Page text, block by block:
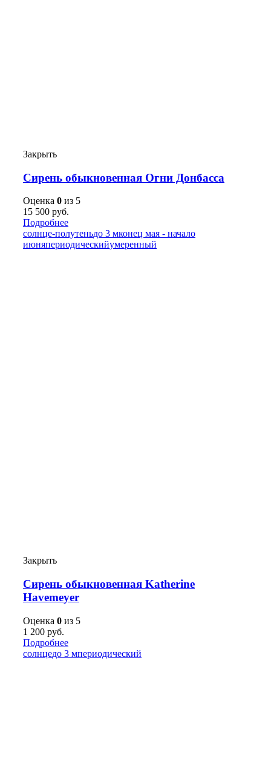
Закрыть
Сирень обыкновенная Огни Донбасса
Оценка 0 из 5
15 500 руб.
Подробнее
солнце-полутеньдо 3 мконец мая - начало
июняпериодическийумеренный
Закрыть
Сирень обыкновенная Katherine
Havemeyer
Оценка 0 из 5
1 200 руб.
Подробнее
солнцедо 3 мпериодический